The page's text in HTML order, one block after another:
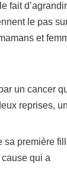
fait
le pas
et
un cancer
reprises,
sa première
qui a